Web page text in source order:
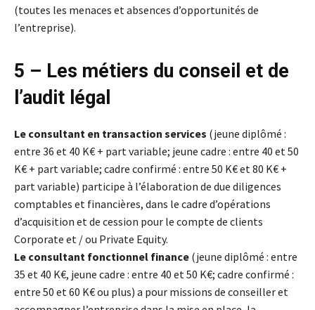
(toutes les menaces et absences d’opportunités de
l’entreprise).
5 – Les métiers du conseil et de
l’audit légal
Le consultant en transaction services (jeune diplômé :
entre 36 et 40 K€ + part variable; jeune cadre : entre 40 et 50
K€ + part variable; cadre confirmé : entre 50 K€ et 80 K€ +
part variable) participe à l’élaboration de due diligences
comptables et financières, dans le cadre d’opérations
d’acquisition et de cession pour le compte de clients
Corporate et / ou Private Equity.
Le consultant fonctionnel finance (jeune diplômé : entre
35 et 40 K€, jeune cadre : entre 40 et 50 K€; cadre confirmé :
entre 50 et 60 K€ ou plus) a pour missions de conseiller et